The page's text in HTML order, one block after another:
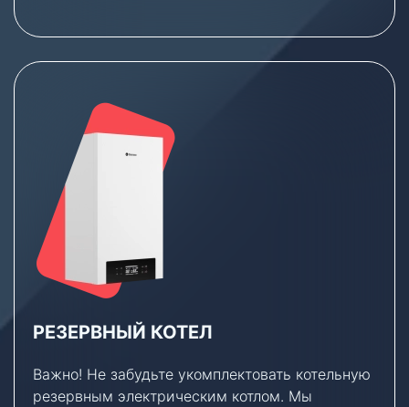
РЕЗЕРВНЫЙ КОТЕЛ
Важно! Не забудьте укомплектовать котельную
резервным электрическим котлом. Мы